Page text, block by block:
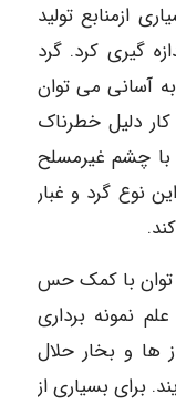
ازمنابع تولید
گیری کرد. گرد
آسانی می توان
دلیل خطرناک
چشم غیرمسلح
نوع گرد و غبار
توان با کمک حس
نمونه برداری
ها و بخار حلال
برای بسیاری از